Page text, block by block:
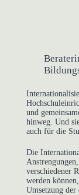
Forschung &
und
hinweg. Und
auch für die
Die
verschiedener
werden
Umsetzung der